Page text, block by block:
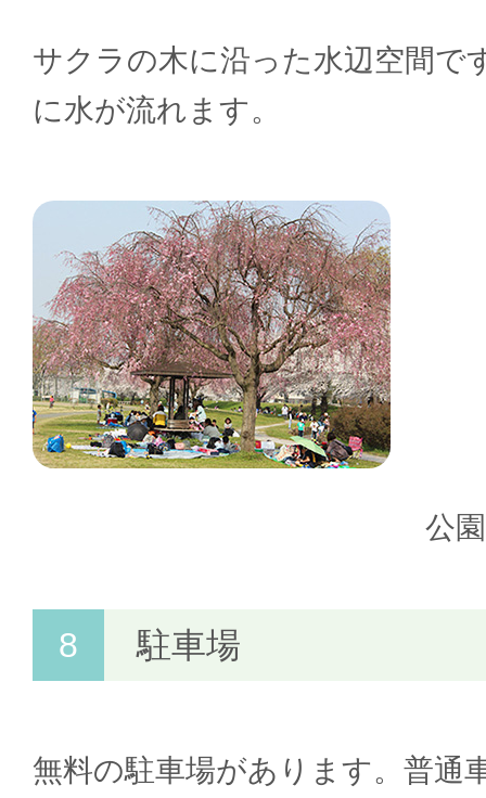
サクラの木に沿った水辺空間で
に水が流れます。
公
駐車場
無料の駐車場があります。普通